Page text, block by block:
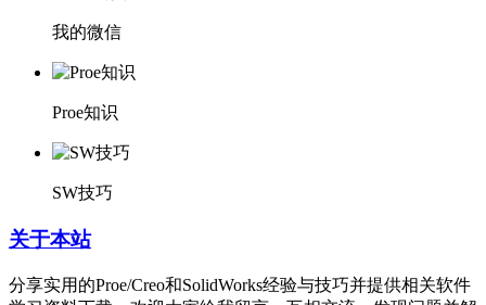
我的微信
Proe知识
SW技巧
关于本站
分享实用的Proe/Creo和SolidWorks经验与技巧并提供相关软件